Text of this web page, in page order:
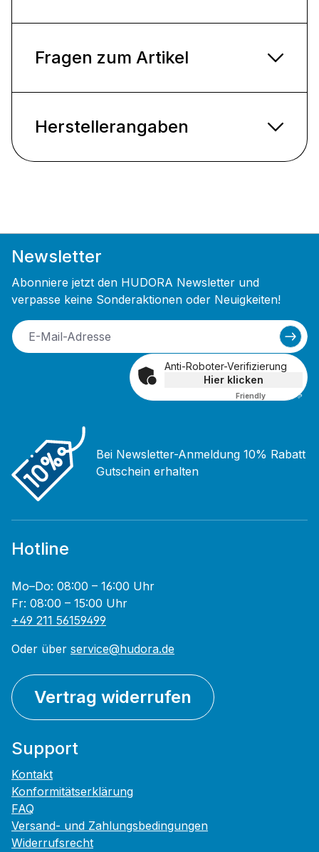
Fragen zum Artikel
Herstellerangaben
Newsletter
Abonniere jetzt den HUDORA Newsletter und
verpasse keine Sonderaktionen oder Neuigkeiten!
Anti-Roboter-Verifizierung
Hier klicken
Friendly Captcha ⇗
Bei Newsletter-Anmeldung 10% Rabatt
Gutschein erhalten
Hotline
Mo–Do: 08:00 – 16:00 Uhr
Fr: 08:00 – 15:00 Uhr
+49 211 56159499
Oder über service@hudora.de
Vertrag widerrufen
Support
Kontakt
Konformitätserklärung
FAQ
Versand- und Zahlungsbedingungen
Widerrufsrecht